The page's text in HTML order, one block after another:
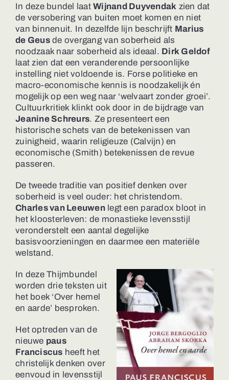
In deze bundel laatWijnand Duyvendak zien dat
de versobering van buiten moet komen en niet
van binnenuit. In dezelfde lijn beschrijft Marius
de Geusde overgang van soberheid als
noodzaak naar soberheid als ideaal. Dirk Geldof
laat zien dat een veranderende persoonlijke
instelling niet voldoende is. Forse politieke en
macro-economische kennis is noodzakelijk én
mogelijk op een weg naar ‘welvaart zonder groei’.
Cultuurkritiek klinkt ook door in de bijdrage van
Jeanine Schreurs. Ze presenteert een
historische schets van de betekenissen van
zuinigheid, waarin religieuze (Calvijn) en
economische (Smith) betekenissen de revue
passeren.
De tweede traditie van positief denken over
soberheid is veel ouder: het christendom.
Charles van Leeuwenlegt een paradox bloot in
het kloosterleven: de monastieke levensstijl
veronderstelt een aantal degelijke
basisvoorzieningen en daarmee een materiële
welstand.
In deze Thijmbundel
worden drie teksten uit
het boek ‘Over hemel
en aarde’ besproken.
Het optreden van de
nieuwe paus
Franciscus heeft het
christelijk denken over
eenvoud in levensstijl